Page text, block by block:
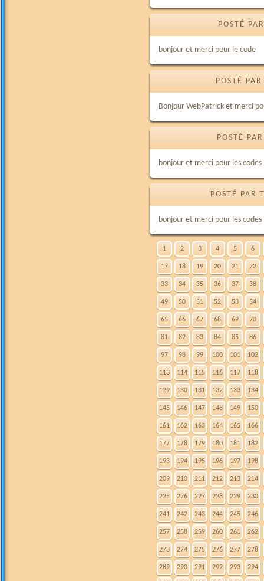
POSTÉ
bonjour et merci pour le code
POSTÉ
Bonjour WebPatrick et merci
POSTÉ
bonjour et merci pour les codes
POSTÉ
bonjour et merci pour les codes
1 2 3 4 5 6
17 18 19 20 21 22
33 34 35 36 37 38
49 50 51 52 53 54
65 66 67 68 69 70
81 82 83 84 85 86
97 98 99 100 101 102
113 114 115 116 117 118
129 130 131 132 133 134
145 146 147 148 149 150
161 162 163 164 165 166
177 178 179 180 181 182
193 194 195 196 197 198
209 210 211 212 213 214
225 226 227 228 229 230
241 242 243 244 245 246
257 258 259 260 261 262
273 274 275 276 277 278
289 290 291 292 293 294